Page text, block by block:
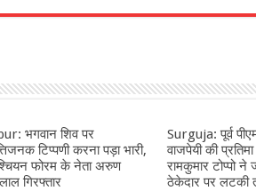
भगवान शिव पर
टिप्पणी करना पड़ा भारी,
फोरम के नेता अरुण
गिरफ्तार
Surguja: पूर्व
वाजपेयी की
रामकुमार टोप्पो ने
ठेकेदार पर लटकी